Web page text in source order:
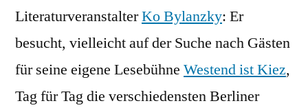
LiteraturveranstalterKo Bylanzky: Er
besucht, vielleicht auf der Suche nach Gästen
für seine eigene Lesebühne Westend ist Kiez,
Tag für Tag die verschiedensten Berliner